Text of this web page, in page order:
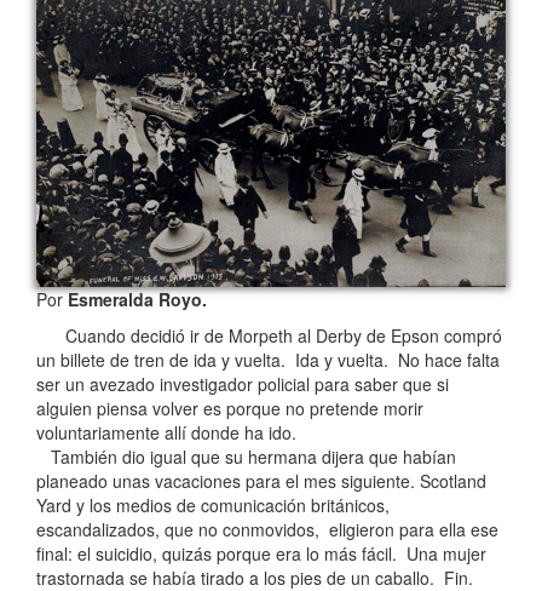
PorEsmeralda Royo.
Cuando decidió ir de Morpeth al Derby de Epson compró
un billete de tren de ida y vuelta. Ida y vuelta. No hace falta
ser un avezado investigador policial para saber que si
alguien piensa volver es porque no pretende morir
voluntariamente allí donde ha ido.
También dio igual que su hermana dijera que habían
planeado unas vacaciones para el mes siguiente. Scotland
Yard y los medios de comunicación británicos,
escandalizados, que no conmovidos, eligieron para ella ese
final: el suicidio, quizás porque era lo más fácil. Una mujer
trastornada se había tirado a los pies de un caballo. Fin.